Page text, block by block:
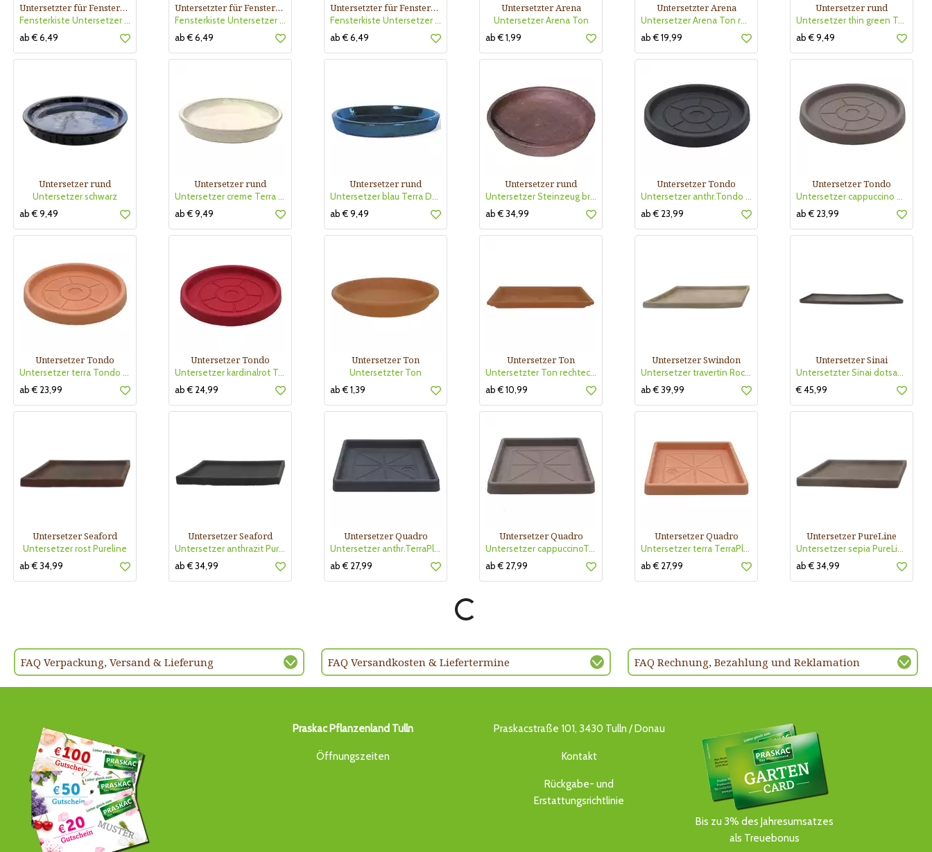
Untersetzter für Fensterkiste
Fensterkiste Untersetzer anthra
ab € 6,49
Untersetzter für Fensterkiste
Fensterkiste Untersetzer terra
ab € 6,49
Untersetzter für Fensterkiste
Fensterkiste Untersetzer green
ab € 6,49
Untersetzter Arena
Untersetzer Arena Ton
ab € 1,99
Untersetzter Arena
Untersetzer Arena Ton rechteck
ab € 19,99
Untersetzer rund
Untersetzer thin green Terra Du
ab € 9,49
Untersetzer rund
Untersetzer schwarz
ab € 9,49
Untersetzer rund
Untersetzer creme Terra Dura
ab € 9,49
Untersetzer rund
Untersetzer blau Terra Dura
ab € 9,49
Untersetzer rund
Untersetzer Steinzeug braun
ab € 34,99
Untersetzer Tondo
Untersetzer anthr.Tondo TerraPl
ab € 23,99
Untersetzer Tondo
Untersetzer cappuccino Tondo Te
ab € 23,99
Untersetzer Tondo
Untersetzer terra Tondo TerraPl
ab € 23,99
Untersetzer Tondo
Untersetzer kardinalrot Tondo T
ab € 24,99
Untersetzer Ton
Untersetzter Ton
ab € 1,39
Untersetzer Ton
Untersetzter Ton rechteckig
ab € 10,99
Untersetzer Swindon
Untersetzer travertin RockLine
ab € 39,99
Untersetzer Sinai
Untersetzter Sinai dotsand
€ 45,99
Untersetzer Seaford
Untersetzer rost Pureline
ab € 34,99
Untersetzer Seaford
Untersetzer anthrazit Pureline
ab € 34,99
Untersetzer Quadro
Untersetzer anthr.TerraPlast
ab € 27,99
Untersetzer Quadro
Untersetzer cappuccinoTerraPlas
ab € 27,99
Untersetzer Quadro
Untersetzer terra TerraPlast
ab € 27,99
Untersetzer PureLine
Untersetzer sepia PureLine
ab € 34,99
FAQ Verpackung, Versand & Lieferung FAQ Versandkosten & Liefertermine FAQ Rechnung, Bezahlung und Reklamation
Praskac Pflanzenland Tulln
Öffnungszeiten
Praskacstraße 101, 3430 Tulln / Donau
Kontakt
Rückgabe- und
Erstattungsrichtlinie
Bis zu 3% des Jahresumsatzes
als Treuebonus